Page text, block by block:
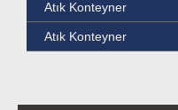
Atık Konteyner
Atık Konteyner